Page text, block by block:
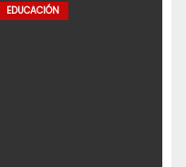
EDUCACIÓN